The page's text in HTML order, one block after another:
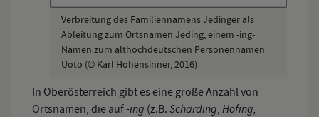
Verbreitung des Familiennamens Jedinger als
Ableitung zum Ortsnamen Jeding, einem -ing-
Namen zum althochdeutschen Personennamen
Uoto (© Karl Hohensinner, 2016)
In Oberösterreich gibt es eine große Anzahl von
Ortsnamen, die auf -ing (z.B. Schärding, Hofing,